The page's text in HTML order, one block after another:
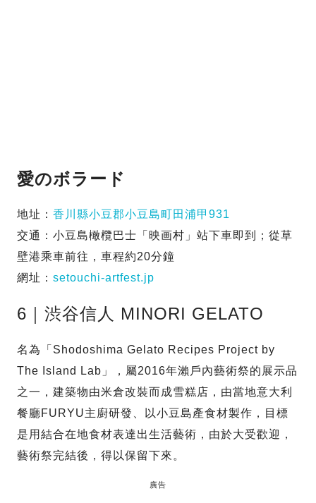
愛のボラード
地址： 香川縣小豆郡小豆島町田浦甲931
交通：小豆島橄欖巴士「映画村」站下車即到；從草
壁港乘車前往，車程約20分鐘
網址： setouchi-artfest.jp
6｜渋谷信人 MINORI GELATO
名為「Shodoshima Gelato Recipes Project by
The Island Lab」，屬2016年瀨戶內藝術祭的展示品
之一，建築物由米倉改裝而成雪糕店，由當地意大利
餐廳FURYU主廚研發、以小豆島產食材製作，目標
是用結合在地食材表達出生活藝術，由於大受歡迎，
藝術祭完結後，得以保留下來。
廣告